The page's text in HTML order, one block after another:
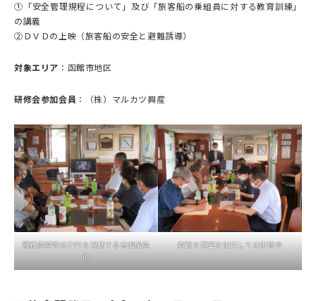
①「安全管理規程について」及び「旅客船の乗組員に対する教育訓練」
の講義
②ＤＶＤの上映（旅客船の安全と避難誘導）
対象エリア ：函館市地区
研修会参加会員 ：（株）マルカツ興産
避難誘導等のDVDを視聴する参加船員
他
素敵な客室を使用しての研修会